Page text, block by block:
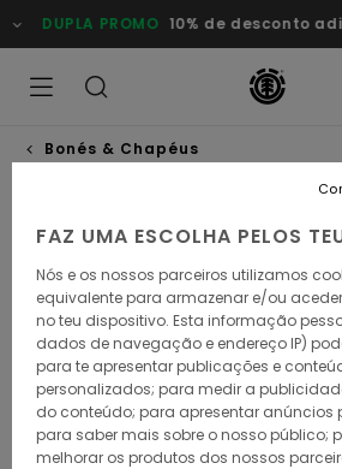
para
a
DUPLA PROMO 10% de desconto
Bonés & Chapéus
FAZ UMA ESCOLHA PELOS
Nós e os nossos parceiros utilizamos
equivalente para armazenar e/ou
no teu dispositivo. Esta informação
dados de navegação e endereço IP)
para te apresentar publicações e
personalizados; para medir a
do conteúdo; para apresentar anúncios
para saber mais sobre o nosso público;
melhorar os produtos dos nossos